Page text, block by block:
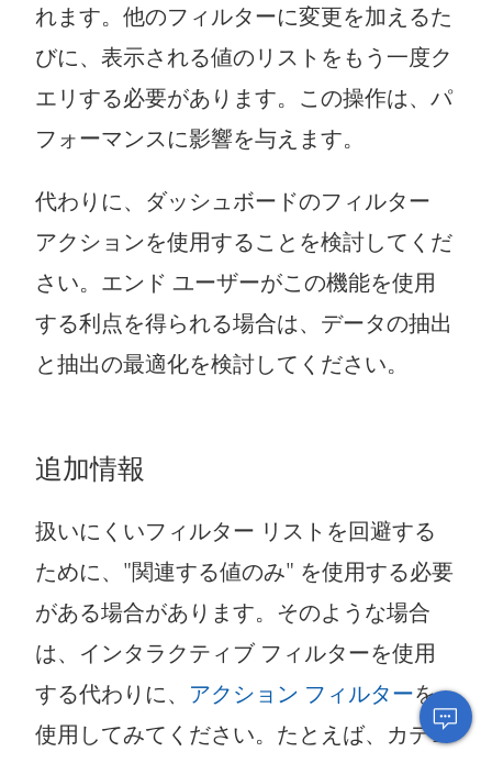
れます。他のフィルターに変更を加えるた
びに、表示される値のリストをもう一度ク
エリする必要があります。この操作は、パ
フォーマンスに影響を与えます。
代わりに、ダッシュボードのフィルター
アクションを使用することを検討してくだ
さい。エンド ユーザーがこの機能を使用
する利点を得られる場合は、データの抽出
と抽出の最適化を検討してください。
追加情報
扱いにくいフィルター リストを回避する
ために、"関連する値のみ" を使用する必要
がある場合があります。そのような場合
は、インタラクティブ フィルターを使用
する代わりに、 アクション フィルターを
使用してみてください。たとえば、カテゴ